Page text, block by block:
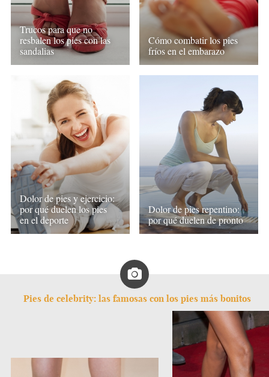
Trucos para que no
resbalen los pies con las
sandalias
Cómo combatir los pies
fríos en el embarazo
Dolor de pies y ejercicio:
por qué duelen los pies
en el deporte
Dolor de pies repentino:
por qué duelen de pronto
Pies de celebrity: las famosas con los pies más bonitos